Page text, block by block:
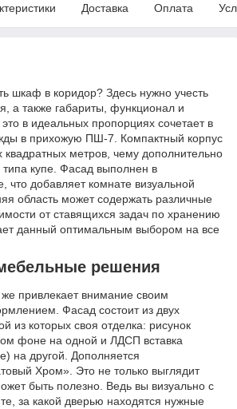
Доставка Оплата
шкаф в коридор? Здесь нужно учесть
а также габариты, функционал и
в идеальных пропорциях сочетает в
в прихожую ПШ-7. Компактный корпус
метров, чему дополнительно
типа купе. Фасад выполнен в
что добавляет комнате визуальной
область может содержать различные
от ставящихся задач по хранению
данный оптимальным выбором на все
решения
привлекает внимание своим
Фасад состоит из двух
из которых своя отделка: рисунок
фоне на одной и ЛДСП вставка
на другой. Дополняется
Хром». Это не только выглядит
быть полезно. Ведь вы визуально с
за какой дверью находятся нужные